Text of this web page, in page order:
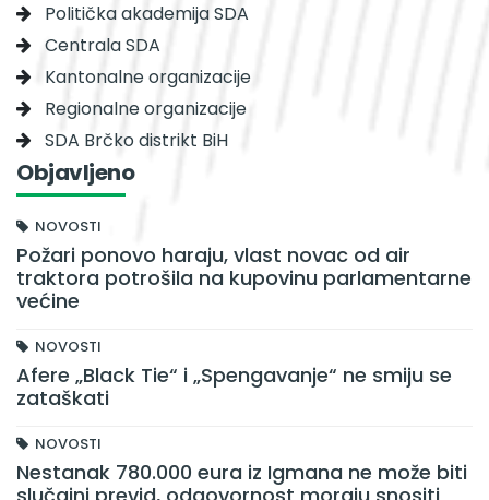
Politička akademija SDA
Centrala SDA
Kantonalne organizacije
Regionalne organizacije
SDA Brčko distrikt BiH
Objavljeno
NOVOSTI
Požari ponovo haraju, vlast novac od air
traktora potrošila na kupovinu parlamentarne
većine
NOVOSTI
Afere „Black Tie“ i „Spengavanje“ ne smiju se
zataškati
NOVOSTI
Nestanak 780.000 eura iz Igmana ne može biti